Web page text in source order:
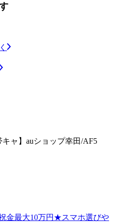
ャ】auショップ幸田/AF5
金最大10万円★スマホ選びや